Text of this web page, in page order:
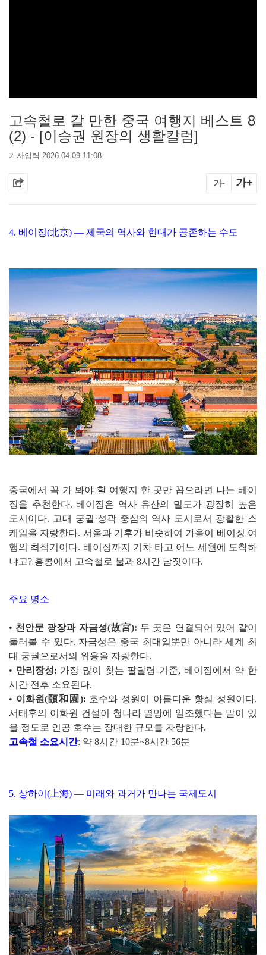
고속철로 갈 만한 중국 여행지 베스트 8
(2) - [이승권 원장의 생활칼럼]
기사입력 2026.04.09 11:08
가- 가+
4. 베이징(北京) — 제국의 역사와 현대가 공존하는 수도
중국에서 꼭 가 봐야 할 여행지 한 곳만 꼽으라면 나는 베이
징을 추천한다. 베이징은 역사 유산의 밀도가 굉장히 높은
도시이다. 고대 궁궐·성곽 중심의 역사 도시로서 광활한 스
케일을 자랑한다. 서울과 기후가 비슷하여 가을이 베이징 여
행의 최적기이다. 베이징까지 기차 타고 어느 세월에 도착하
냐고? 홍콩에서 고속철로 불과 8시간 남짓이다.
주요 명소
• 천안문 광장과 자금성(故宮): 두 곳은 연결되어 있어 같이
둘러볼 수 있다. 자금성은 중국 최대일뿐만 아니라 세계 최
대 궁궐으로서의 위용을 자랑한다.
• 만리장성: 가장 많이 찾는 팔달령 기준, 베이징에서 약 한
시간 전후 소요된다.
• 이화원(頤和園): 호수와 정원이 아름다운 황실 정원이다.
서태후의 이화원 건설이 청나라 멸망에 일조했다는 말이 있
을 정도로 인공 호수는 장대한 규모를 자랑한다.
고속철 소요시간: 약 8시간 10분~8시간 56분
5. 상하이(上海) — 미래와 과거가 만나는 국제도시